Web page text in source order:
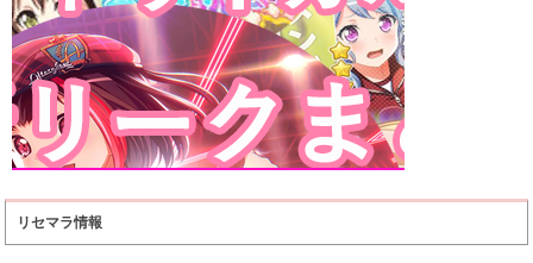
リセマラ情報